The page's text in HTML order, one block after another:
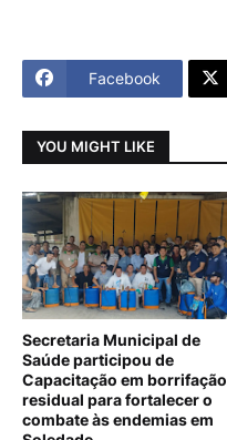
Facebook
YOU MIGHT LIKE
Secretaria Municipal de
Saúde participou de
Capacitação em borrifação
residual para fortalecer o
combate às endemias em